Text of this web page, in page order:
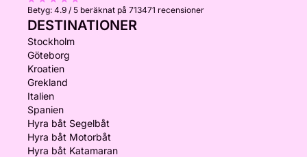
Betyg: 4.9 / 5 beräknat på 713471 recensioner
DESTINATIONER
Stockholm
Göteborg
Kroatien
Grekland
Italien
Spanien
Hyra båt Segelbåt
Hyra båt Motorbåt
Hyra båt Katamaran